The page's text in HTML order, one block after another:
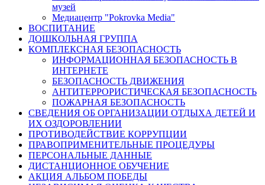
музей
Медиацентр "Pokrovka Media"
ВОСПИТАНИЕ
ДОШКОЛЬНАЯ ГРУППА
КОМПЛЕКСНАЯ БЕЗОПАСНОСТЬ
ИНФОРМАЦИОННАЯ БЕЗОПАСНОСТЬ В
ИНТЕРНЕТЕ
БЕЗОПАСНОСТЬ ДВИЖЕНИЯ
АНТИТЕРРОРИСТИЧЕСКАЯ БЕЗОПАСНОСТЬ
ПОЖАРНАЯ БЕЗОПАСНОСТЬ
СВЕДЕНИЯ ОБ ОРГАНИЗАЦИИ ОТДЫХА ДЕТЕЙ И
ИХ ОЗДОРОВЛЕНИИ
ПРОТИВОДЕЙСТВИЕ КОРРУПЦИИ
ПРАВОПРИМЕНИТЕЛЬНЫЕ ПРОЦЕДУРЫ
ПЕРСОНАЛЬНЫЕ ДАННЫЕ
ДИСТАНЦИОННОЕ ОБУЧЕНИЕ
АКЦИЯ АЛЬБОМ ПОБЕДЫ